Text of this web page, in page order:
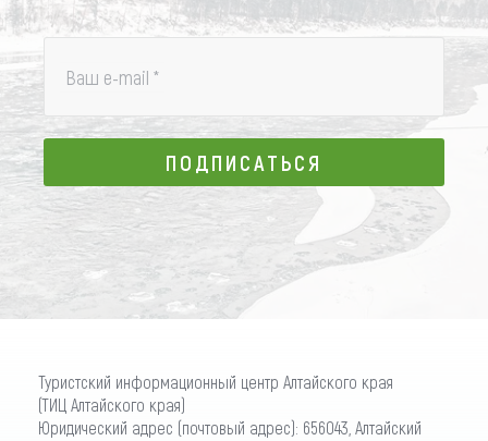
Ваш e-mail *
ПОДПИСАТЬСЯ
ПОДПИСАТЬСЯ
Туристский информационный центр Алтайского края
(ТИЦ Алтайского края)
Юридический адрес (почтовый адрес): 656043, Алтайский